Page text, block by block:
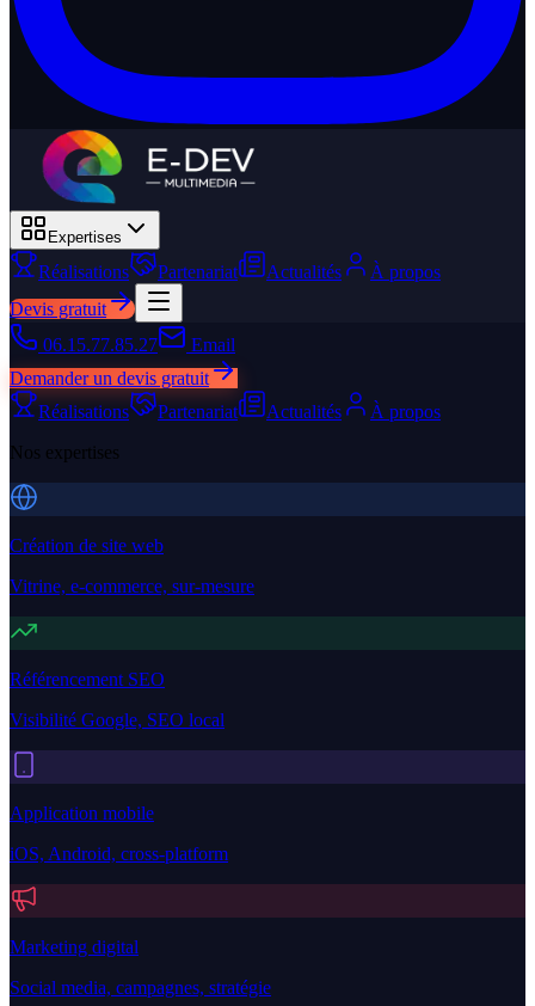
Expertises
Réalisations Partenariat Actualités
À propos
Devis gratuit
06.15.77.85.27
Email
Demander un devis gratuit
Réalisations
Partenariat Actualités
À propos
Nos expertises
Création de site web
Vitrine, e-commerce, sur-mesure
Référencement SEO
Visibilité Google, SEO local
Application mobile
iOS, Android, cross-platform
Marketing digital
Social media, campagnes, stratégie